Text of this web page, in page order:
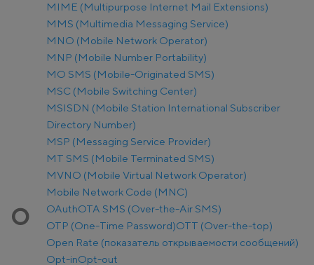
MIME (Multipurpose Internet Mail Extensions)
MMS (Multimedia Messaging Service)
MNO (Mobile Network Operator)
MNP (Mobile Number Portability)
MO SMS (Mobile-Originated SMS)
MSC (Mobile Switching Center)
MSISDN (Mobile Station International Subscriber
Directory Number)
MSP (Messaging Service Provider)
MT SMS (Mobile Terminated SMS)
MVNO (Mobile Virtual Network Operator)
Mobile Network Code (MNC)
O OAuthOTA SMS (Over-the-Air SMS)
OTP (One-Time Password)OTT (Over-the-top)
Open Rate (показатель открываемости сообщений)
Opt-inOpt-out